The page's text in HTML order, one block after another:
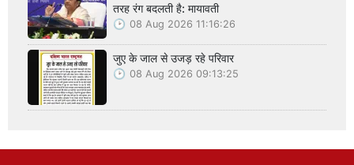
तरह रंग बदलती है: मायावती
08 Aug 2026 11:16:26
जुए के जाल से उजड़ रहे परिवार
08 Aug 2026 09:13:25